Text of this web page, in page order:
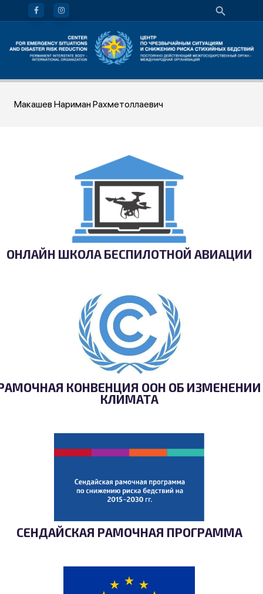
Макашев Нариман Рахметоллаевич
ОНЛАЙН ШКОЛА БЕСПИЛОТНОЙ АВИАЦИИ
КОНВЕНЦИЯ ООН ОБ ИЗМЕНЕНИИ
КЛИМАТА
СЕНДАЙСКАЯ РАМОЧНАЯ ПРОГРАММА